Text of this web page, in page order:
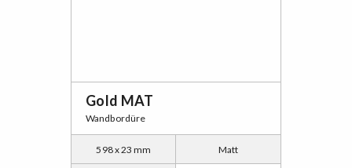
Gold MAT
Wandbordüre
598 x 23 mm Matt